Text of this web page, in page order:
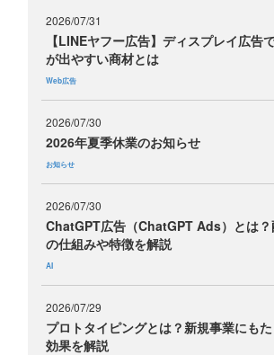
2026/07/31
【LINEヤフー広告】ディスプレイ広告
が出やすい商材とは
Web広告
2026/07/30
2026年夏季休業のお知らせ
お知らせ
2026/07/30
ChatGPT広告（ChatGPT Ads）とは？
の仕組みや特徴を解説
AI
2026/07/29
プロトタイピングとは？新規事業にも
効果を解説